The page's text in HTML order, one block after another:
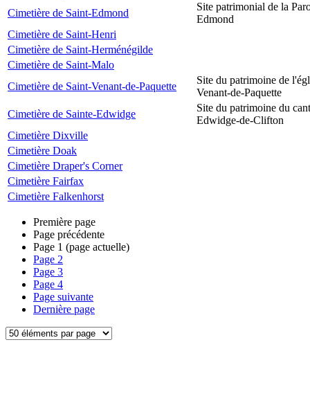
Cimetière de Saint-Edmond
Site patrimonial de la
Edmond
Cimetière de Saint-Henri
Cimetière de Saint-Herménégilde
Cimetière de Saint-Malo
Cimetière de Saint-Venant-de-Paquette
Site du patrimoine de
Venant-de-Paquette
Cimetière de Sainte-Edwidge
Site du patrimoine du
Edwidge-de-Clifton
Cimetière Dixville
Cimetière Doak
Cimetière Draper's Corner
Cimetière Fairfax
Cimetière Falkenhorst
Première page
Page précédente
Page 1 (page actuelle)
Page 2
Page 3
Page 4
Page suivante
Dernière page